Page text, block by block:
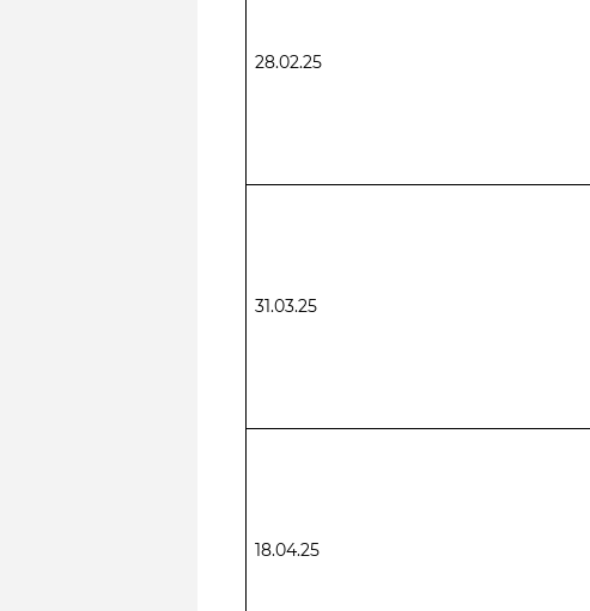
28.02.25
31.03.25
18.04.25